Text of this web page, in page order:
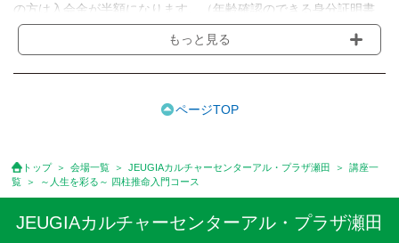
の方は入会金が半額になります。（年齢確認のできる身分証明書
等のご提示をお願いします）
●受講料は月額制で、毎月5日に金融機関からの自動引き落しとな
●受講料には特に明記した場合の他は、教材費・材料費・その他費
用は含まれておりません。
●資格認定講座の試験料・認定料などは別途要しますのでお問い合
せください。
もっと見る
ページTOP
トップ 会場一覧 JEUGIAカルチャーセンターアル・プラザ瀬田
講座一
覧
～人生を彩る～ 四柱推命入門コース
JEUGIAカルチャーセンターアル・プラザ瀬田